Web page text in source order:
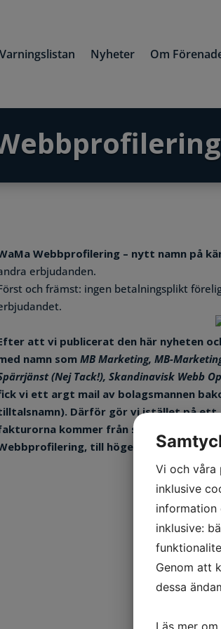
Varningslistan Nyheter Om
Webbprofilering – nytt namn på
erbjudanden.
och främst: ingen betalningsplikt
att vi publicerat den här nyheten
namn som MB Marketing, MB-
(Nej Tack!), Skandinavisk Webb
vi ett argt mail av bolagsmannen
Därför gör vi istället på ett
kommer från samma källa.
, till höger en avMB
Vi och våra
inklusive
information
inklusive:
Genom att
dessa
Läs mer